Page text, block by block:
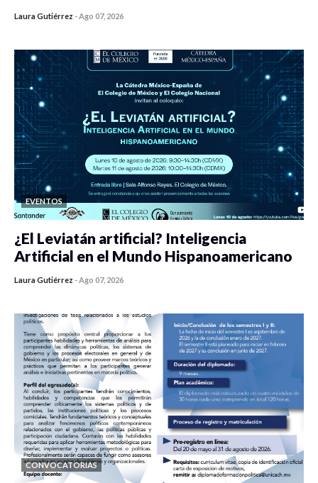
Laura Gutiérrez -Ago 07, 2026
EVENTOS
¿El Leviatán artificial? Inteligencia
Artificial en el Mundo Hispanoamericano
Laura Gutiérrez -Ago 07, 2026
CONVOCATORIAS